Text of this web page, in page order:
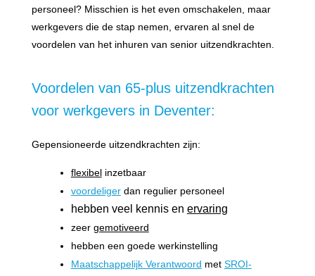
personeel? Misschien is het even omschakelen, maar
werkgevers die de stap nemen, ervaren al snel de
voordelen van het inhuren van senior uitzendkrachten.
Voordelen van 65-plus uitzendkrachten
voor werkgevers in Deventer:
Gepensioneerde uitzendkrachten zijn:
flexibel inzetbaar
voordeligerdan regulier personeel
hebben veel kennis en ervaring
zeer gemotiveerd
hebben een goede werkinstelling
Maatschappelijk Verantwoord met SROI-